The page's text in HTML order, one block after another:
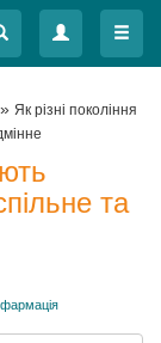
Меню
Меню
Як різні покоління
та